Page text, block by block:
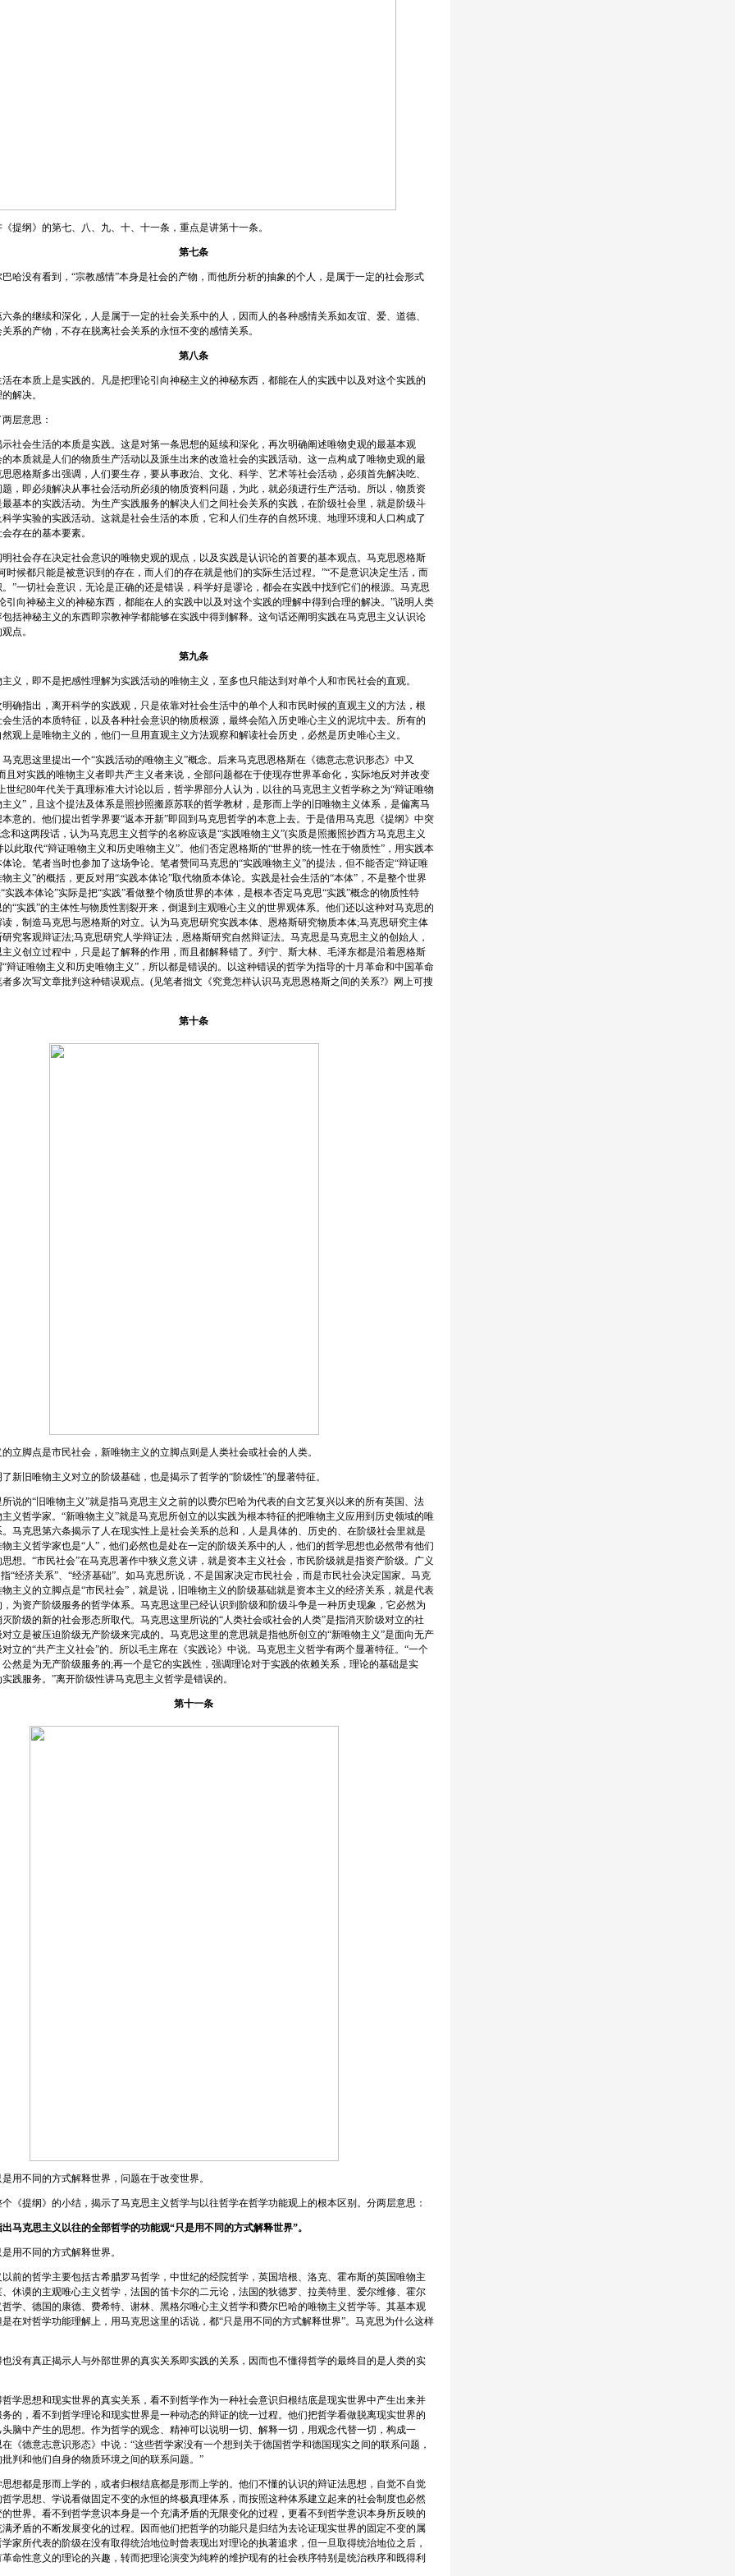
纲》的第七、八、九、十、十一条，重点是讲第十一条。
第七条
没有看到，“宗教感情”本身是社会的产物，而他所分析的抽象的个人，是属于一定的社会形式
的继续和深化，人是属于一定的社会关系中的人，因而人的各种感情关系如友谊、爱、道德、
系的产物，不存在脱离社会关系的永恒不变的感情关系。
第八条
本质上是实践的。凡是把理论引向神秘主义的神秘东西，都能在人的实践中以及对这个实践的
解决。
层意思：
会生活的本质是实践。这是对第一条思想的延续和深化，再次明确阐述唯物史观的最基本观
本质就是人们的物质生产活动以及派生出来的改造社会的实践活动。这一点构成了唯物史观的最
恩格斯多出强调，人们要生存，要从事政治、文化、科学、艺术等社会活动，必须首先解决吃、
，即必须解决从事社会活动所必须的物质资料问题，为此，就必须进行生产活动。所以，物质资
基本的实践活动。为生产实践服务的解决人们之间社会关系的实践，在阶级社会里，就是阶级斗
学实验的实践活动。这就是社会生活的本质，它和人们生存的自然环境、地理环境和人口构成了
存在的基本要素。
会存在决定社会意识的唯物史观的观点，以及实践是认识论的首要的基本观点。马克思恩格斯
时候都只能是被意识到的存在，而人们的存在就是他们的实际生活过程。”“不是意识决定生活，而
”一切社会意识，无论是正确的还是错误，科学好是谬论，都会在实践中找到它们的根源。马克思
引向神秘主义的神秘东西，都能在人的实践中以及对这个实践的理解中得到合理的解决。”说明人类
括神秘主义的东西即宗教神学都能够在实践中得到解释。这句话还阐明实践在马克思主义认识论
点。
第九条
，即不是把感性理解为实践活动的唯物主义，至多也只能达到对单个人和市民社会的直观。
指出，离开科学的实践观，只是依靠对社会生活中的单个人和市民时候的直观主义的方法，根
生活的本质特征，以及各种社会意识的物质根源，最终会陷入历史唯心主义的泥坑中去。所有的
然观上是唯物主义的，他们一旦用直观主义方法观察和解读社会历史，必然是历史唯心主义。
思这里提出一个“实践活动的唯物主义”概念。后来马克思恩格斯在《德意志意识形态》中又
且对实践的唯物主义者即共产主义者来说，全部问题都在于使现存世界革命化，实际地反对并改变
世纪80年代关于真理标准大讨论以后，哲学界部分人认为，以往的马克思主义哲学称之为“辩证唯物
义”，且这个提法及体系是照抄照搬原苏联的哲学教材，是形而上学的旧唯物主义体系，是偏离马
意的。他们提出哲学界要“返本开新”即回到马克思哲学的本意上去。于是借用马克思《提纲》中突
和这两段话，认为马克思主义哲学的名称应该是“实践唯物主义”(实质是照搬照抄西方马克思主义
以此取代“辩证唯物主义和历史唯物主义”。他们否定恩格斯的“世界的统一性在于物质性”，用实践本
论。笔者当时也参加了这场争论。笔者赞同马克思的“实践唯物主义”的提法，但不能否定“辩证唯
主义”的概括，更反对用“实践本体论”取代物质本体论。实践是社会生活的“本体”，不是整个世界
实践本体论”实际是把“实践”看做整个物质世界的本体，是根本否定马克思“实践”概念的物质性特
“实践”的主体性与物质性割裂开来，倒退到主观唯心主义的世界观体系。他们还以这种对马克思的
，制造马克思与恩格斯的对立。认为马克思研究实践本体、恩格斯研究物质本体;马克思研究主体
究客观辩证法;马克思研究人学辩证法，恩格斯研究自然辩证法。马克思是马克思主义的创始人，
义创立过程中，只是起了解释的作用，而且都解释错了。列宁、斯大林、毛泽东都是沿着恩格斯
辩证唯物主义和历史唯物主义”，所以都是错误的。以这种错误的哲学为指导的十月革命和中国革命
多次写文章批判这种错误观点。(见笔者拙文《究竟怎样认识马克思恩格斯之间的关系?》网上可搜
第十条
脚点是市民社会，新唯物主义的立脚点则是人类社会或社会的人类。
旧唯物主义对立的阶级基础，也是揭示了哲学的“阶级性”的显著特征。
的“旧唯物主义”就是指马克思主义之前的以费尔巴哈为代表的自文艺复兴以来的所有英国、法
主义哲学家。“新唯物主义”就是马克思所创立的以实践为根本特征的把唯物主义应用到历史领域的唯
马克思第六条揭示了人在现实性上是社会关系的总和，人是具体的、历史的、在阶级社会里就是
主义哲学家也是“人”，他们必然也是处在一定的阶级关系中的人，他们的哲学思想也必然带有他们
想。“市民社会”在马克思著作中狭义意义讲，就是资本主义社会，市民阶级就是指资产阶级。广义
“经济关系”、“经济基础”。如马克思所说，不是国家决定市民社会，而是市民社会决定国家。马克
主义的立脚点是“市民社会”，就是说，旧唯物主义的阶级基础就是资本主义的经济关系，就是代表
为资产阶级服务的哲学体系。马克思这里已经认识到阶级和阶级斗争是一种历史现象，它必然为
阶级的新的社会形态所取代。马克思这里所说的“人类社会或社会的人类”是指消灭阶级对立的社
立是被压迫阶级无产阶级来完成的。马克思这里的意思就是指他所创立的“新唯物主义”是面向无产
立的“共产主义社会”的。所以毛主席在《实践论》中说。马克思主义哲学有两个显著特征。“一个
然是为无产阶级服务的;再一个是它的实践性，强调理论对于实践的依赖关系，理论的基础是实
践服务。”离开阶级性讲马克思主义哲学是错误的。
第十一条
不同的方式解释世界，问题在于改变世界。
提纲》的小结，揭示了马克思主义哲学与以往哲学在哲学功能观上的根本区别。分两层意思：
马克思主义以往的全部哲学的功能观“只是用不同的方式解释世界”。
不同的方式解释世界。
的哲学主要包括古希腊罗马哲学，中世纪的经院哲学，英国培根、洛克、霍布斯的英国唯物主
、休谟的主观唯心主义哲学，法国的笛卡尔的二元论，法国的狄德罗、拉美特里、爱尔维修、霍尔
哲学、德国的康德、费希特、谢林、黑格尔唯心主义哲学和费尔巴哈的唯物主义哲学等。其基本观
在对哲学功能理解上，用马克思这里的话说，都“只是用不同的方式解释世界”。马克思为什么这样
有真正揭示人与外部世界的真实关系即实践的关系，因而也不懂得哲学的最终目的是人类的实
思想和现实世界的真实关系，看不到哲学作为一种社会意识归根结底是现实世界中产生出来并
的，看不到哲学理论和现实世界是一种动态的辩证的统一过程。他们把哲学看做脱离现实世界的
脑中产生的思想。作为哲学的观念、精神可以说明一切、解释一切，用观念代替一切，构成一
《德意志意识形态》中说：“这些哲学家没有一个想到关于德国哲学和德国现实之间的联系问题，
判和他们自身的物质环境之间的联系问题。”
都是形而上学的，或者归根结底都是形而上学的。他们不懂的认识的辩证法思想，自觉不自觉
学思想、学说看做固定不变的永恒的终极真理体系，而按照这种体系建立起来的社会制度也必然
世界。看不到哲学意识本身是一个充满矛盾的无限变化的过程，更看不到哲学意识本身所反映的
矛盾的不断发展变化的过程。因而他们把哲学的功能只是归结为去论证现实世界的固定不变的属
家所代表的阶级在没有取得统治地位时曾表现出对理论的执著追求，但一旦取得统治地位之后，
命性意义的理论的兴趣，转而把理论演变为纯粹的维护现有的社会秩序特别是统治秩序和既得利